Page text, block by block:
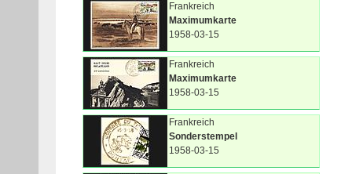
Frankreich
Maximumkarte
1958-03-15
Frankreich
Maximumkarte
1958-03-15
Frankreich
Sonderstempel
1958-03-15